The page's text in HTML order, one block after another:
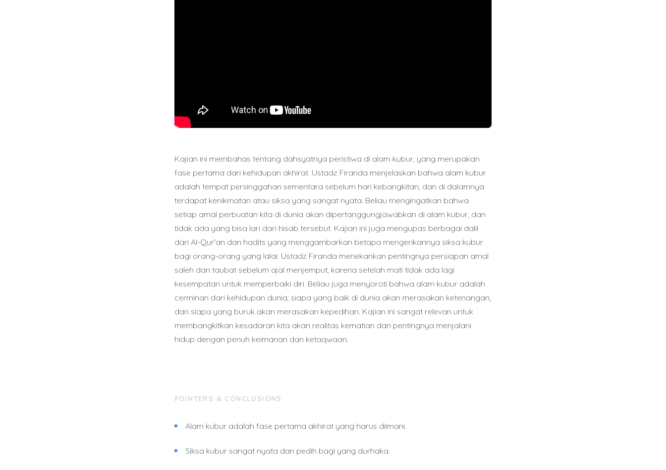
Kajian ini membahas tentang dahsyatnya peristiwa di alam kubur, yang merupakan
fase pertama dari kehidupan akhirat. Ustadz Firanda menjelaskan bahwa alam kubur
adalah tempat persinggahan sementara sebelum hari kebangkitan, dan di dalamnya
terdapat kenikmatan atau siksa yang sangat nyata. Beliau mengingatkan bahwa
setiap amal perbuatan kita di dunia akan dipertanggungjawabkan di alam kubur, dan
tidak ada yang bisa lari dari hisab tersebut. Kajian ini juga mengupas berbagai dalil
dari Al-Qur'an dan hadits yang menggambarkan betapa mengerikannya siksa kubur
bagi orang-orang yang lalai. Ustadz Firanda menekankan pentingnya persiapan amal
saleh dan taubat sebelum ajal menjemput, karena setelah mati tidak ada lagi
kesempatan untuk memperbaiki diri. Beliau juga menyoroti bahwa alam kubur adalah
cerminan dari kehidupan dunia; siapa yang baik di dunia akan merasakan ketenangan,
dan siapa yang buruk akan merasakan kepedihan. Kajian ini sangat relevan untuk
membangkitkan kesadaran kita akan realitas kematian dan pentingnya menjalani
hidup dengan penuh keimanan dan ketaqwaan.
POINTERS & CONCLUSIONS
Alam kubur adalah fase pertama akhirat yang harus diimani.
Siksa kubur sangat nyata dan pedih bagi yang durhaka.